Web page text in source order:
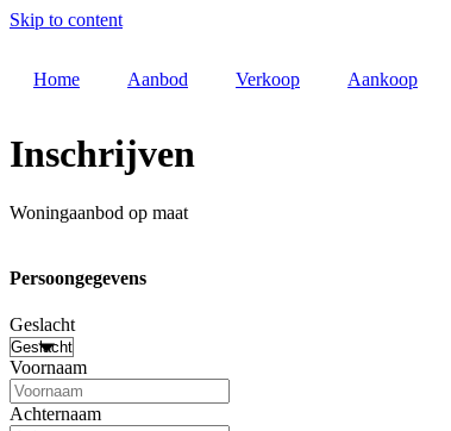
Skip to content
Home Aanbod Verkoop Aankoop
Inschrijven
Woningaanbod op maat
Persoongegevens
Geslacht
Voornaam
Achternaam